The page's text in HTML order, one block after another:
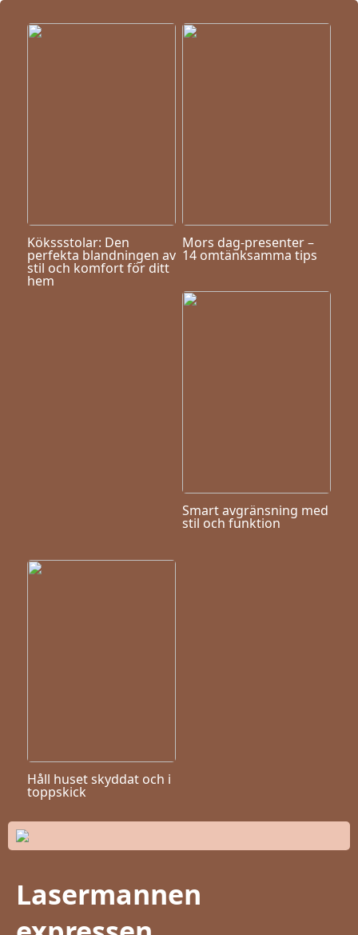
Kökssstolar: Den
perfekta blandningen av
stil och komfort för ditt
hem
Mors dag-presenter –
14 omtänksamma tips
Smart avgränsning med
stil och funktion
Håll huset skyddat och i
toppskick
Lasermannen